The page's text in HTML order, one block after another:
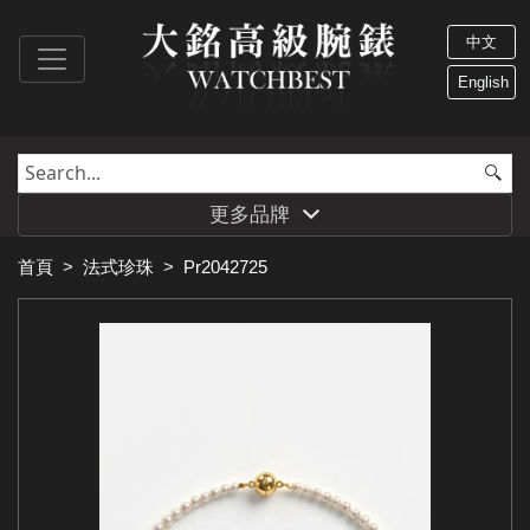
中文
English
更多品牌
首頁 > 法式珍珠 > Pr2042725